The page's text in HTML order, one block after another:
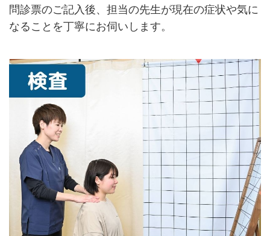
問診票のご記入後、担当の先生が現在の症状や気に
なることを丁寧にお伺いします。